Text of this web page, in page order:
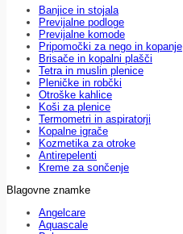
Banjice in stojala
Previjalne podloge
Previjalne komode
Pripomočki za nego in kopanje
Brisače in kopalni plašči
Tetra in muslin plenice
Pleničke in robčki
Otroške kahlice
Koši za plenice
Termometri in aspiratorji
Kopalne igrače
Kozmetika za otroke
Antirepelenti
Kreme za sončenje
Blagovne znamke
Angelcare
Aquascale